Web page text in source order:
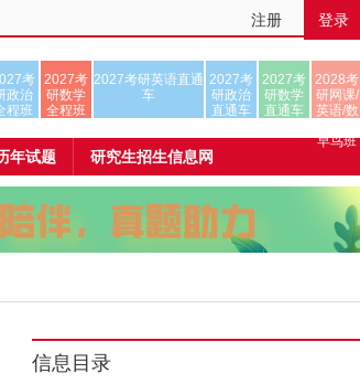
注册 登录
考
政治
程班
2027考
研数学
全程班
2027考研英语直通
车
2027考
研政治
直通车
2027考
研数学
直通车
2028考
研网课/
英语/数
早鸟班
年试题 研究生招生信息网
信息目录